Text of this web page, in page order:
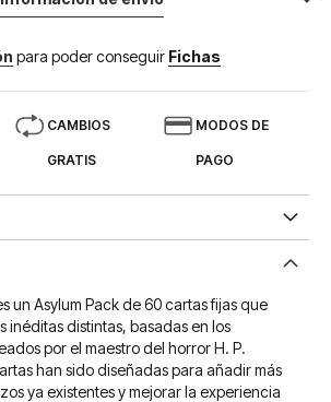
para poder conseguir Fichas
CAMBIOS
GRATIS
MODOS DE
PAGO
un Asylum Pack de 60 cartas fijas que
inéditas distintas, basadas en los
por el maestro del horror H. P.
han sido diseñadas para añadir más
ya existentes y mejorar la experiencia